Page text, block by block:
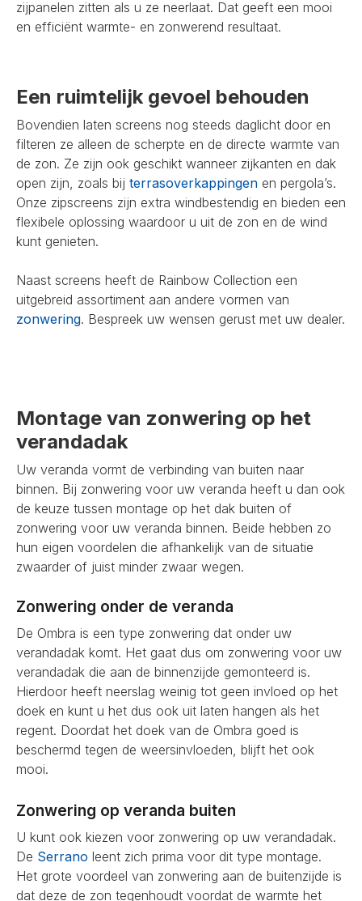
zijpanelen zitten als u ze neerlaat. Dat geeft een mooi
en efficiënt warmte- en zonwerend resultaat.
Een ruimtelijk gevoel behouden
Bovendien laten screens nog steeds daglicht door en
filteren ze alleen de scherpte en de directe warmte van
de zon. Ze zijn ook geschikt wanneer zijkanten en dak
open zijn, zoals bij terrasoverkappingen en pergola’s.
Onze zipscreens zijn extra windbestendig en bieden een
flexibele oplossing waardoor u uit de zon en de wind
kunt genieten.
Naast screens heeft de Rainbow Collection een
uitgebreid assortiment aan andere vormen van
zonwering. Bespreek uw wensen gerust met uw dealer.
Montage van zonwering op het
verandadak
Uw veranda vormt de verbinding van buiten naar
binnen. Bij zonwering voor uw veranda heeft u dan ook
de keuze tussen montage op het dak buiten of
zonwering voor uw veranda binnen. Beide hebben zo
hun eigen voordelen die afhankelijk van de situatie
zwaarder of juist minder zwaar wegen.
Zonwering onder de veranda
De Ombra is een type zonwering dat onder uw
verandadak komt. Het gaat dus om zonwering voor uw
verandadak die aan de binnenzijde gemonteerd is.
Hierdoor heeft neerslag weinig tot geen invloed op het
doek en kunt u het dus ook uit laten hangen als het
regent. Doordat het doek van de Ombra goed is
beschermd tegen de weersinvloeden, blijft het ook
mooi.
Zonwering op veranda buiten
U kunt ook kiezen voor zonwering op uw verandadak.
De Serrano leent zich prima voor dit type montage.
Het grote voordeel van zonwering aan de buitenzijde is
dat deze de zon tegenhoudt voordat de warmte het